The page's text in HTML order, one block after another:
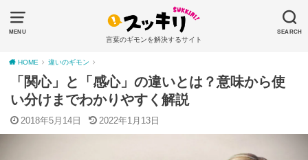
MENU SEARCH
言葉のギモンを解決するサイト
HOME 違いのギモン
「関心」と「感心」の違いとは？意味から使
い分けまでわかりやすく解説
2018年5月14日 2022年1月13日